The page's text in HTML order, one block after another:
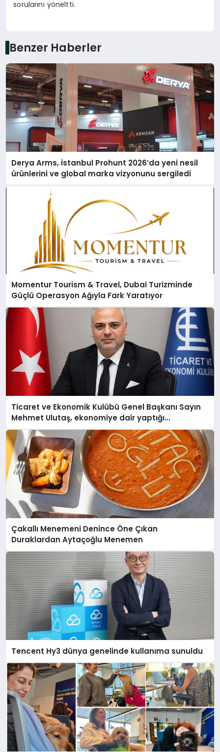
sorularını yöneltti.
Benzer Haberler
Derya Arms, İstanbul Prohunt 2026’da yeni nesil
ürünlerini ve global marka vizyonunu sergiledi
Momentur Tourism & Travel, Dubai Turizminde
Güçlü Operasyon Ağıyla Fark Yaratıyor
Ticaret ve Ekonomik Kulübü Genel Başkanı Sayın
Mehmet Ulutaş, ekonomiye dair yaptığı
açıklamada şunları kaydetti:
Çakallı Menemeni Denince Öne Çıkan
Duraklardan Aytaçoğlu Menemen
Tencent Hy3 dünya genelinde kullanıma sunuldu